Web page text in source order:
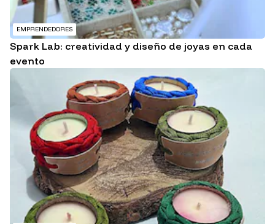
EMPRENDEDORES
Spark Lab: creatividad y diseño de joyas en cada
evento